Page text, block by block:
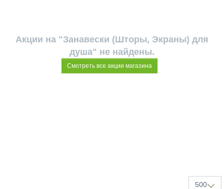
Акции на "Занавески (Шторы, Экраны) для
душа" не найдены.
Смотреть все акции магазина
500